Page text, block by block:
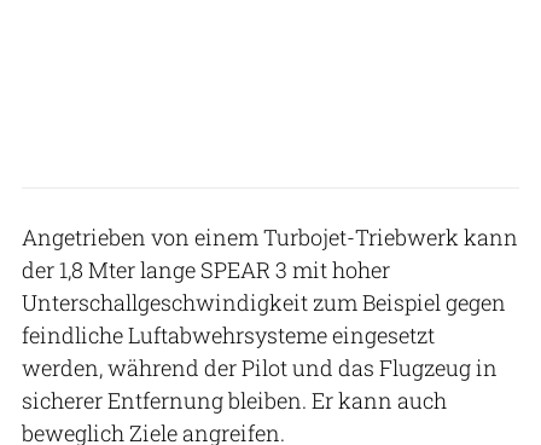
Angetrieben von einem Turbojet-Triebwerk kann
der 1,8 Mter lange SPEAR 3 mit hoher
Unterschallgeschwindigkeit zum Beispiel gegen
feindliche Luftabwehrsysteme eingesetzt
werden, während der Pilot und das Flugzeug in
sicherer Entfernung bleiben. Er kann auch
beweglich Ziele angreifen.